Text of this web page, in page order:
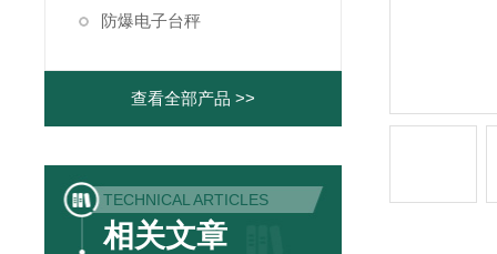
防爆电子台秤
查看全部产品 >>
TECHNICAL ARTICLES
相关文章